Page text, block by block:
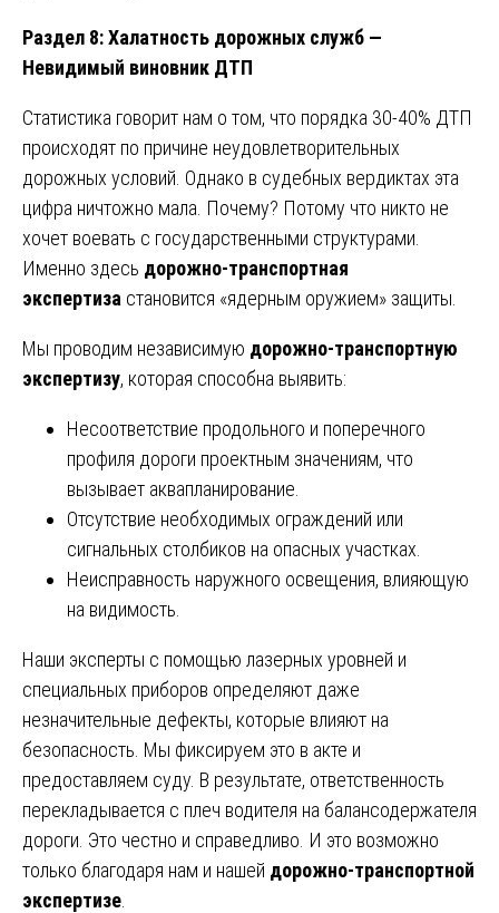
Раздел 8: Халатность дорожных служб —
Невидимый виновник ДТП
Статистика говорит нам о том, что порядка 30-40% ДТП
происходят по причине неудовлетворительных
дорожных условий. Однако в судебных вердиктах эта
цифра ничтожно мала. Почему? Потому что никто не
хочет воевать с государственными структурами.
Именно здесь дорожно-транспортная
экспертиза становится «ядерным оружием» защиты.
Мы проводим независимую дорожно-транспортную
экспертизу, которая способна выявить:
Несоответствие продольного и поперечного
профиля дороги проектным значениям, что
вызывает аквапланирование.
Отсутствие необходимых ограждений или
сигнальных столбиков на опасных участках.
Неисправность наружного освещения, влияющую
на видимость.
Наши эксперты с помощью лазерных уровней и
специальных приборов определяют даже
незначительные дефекты, которые влияют на
безопасность. Мы фиксируем это в акте и
предоставляем суду. В результате, ответственность
перекладывается с плеч водителя на балансодержателя
дороги. Это честно и справедливо. И это возможно
только благодаря нам и нашей дорожно-транспортной
экспертизе